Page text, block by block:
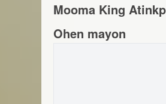
Mooma King
Ohen mayon